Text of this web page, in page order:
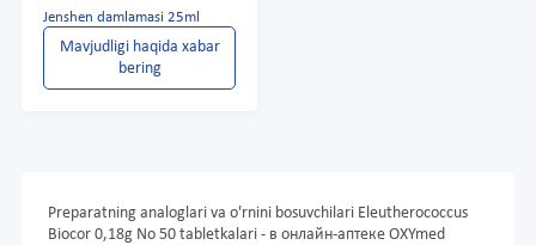
Jenshen damlamasi 25ml
Mavjudligi haqida xabar
bering
Preparatning analoglari va o'rnini bosuvchilari Eleutherococcus
Biocor 0,18g No 50 tabletkalari - в онлайн-аптеке OXYmed